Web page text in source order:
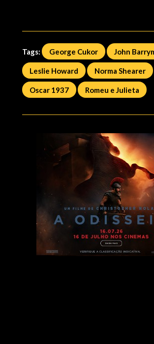
Tags: George Cukor John
Leslie Howard Norma Shearer
Oscar 1937 Romeu e Julieta